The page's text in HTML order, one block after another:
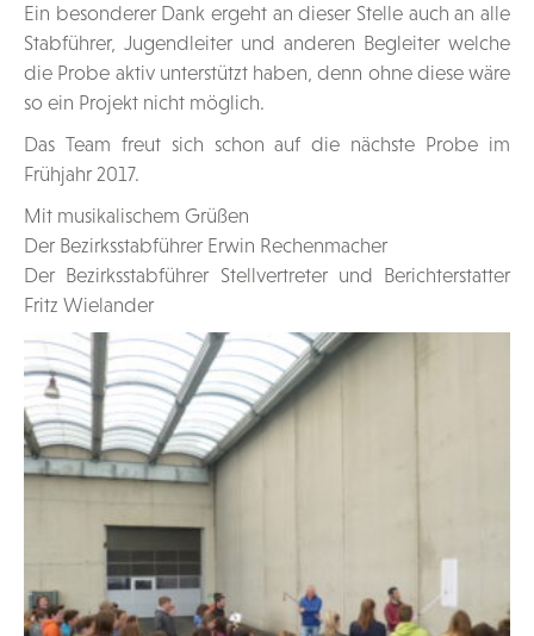
Ein besonderer Dank ergeht an dieser Stelle auch an alle
Stabführer, Jugendleiter und anderen Begleiter welche
die Probe aktiv unterstützt haben, denn ohne diese wäre
so ein Projekt nicht möglich.
Das Team freut sich schon auf die nächste Probe im
Frühjahr 2017.
Mit musikalischem Grüßen
Der Bezirksstabführer Erwin Rechenmacher
Der Bezirksstabführer Stellvertreter und Berichterstatter
Fritz Wielander